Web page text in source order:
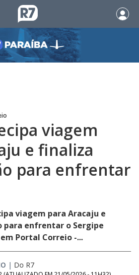
viagem
e finaliza
para enfrentar
viagem para Aracaju e
para enfrentar o Sergipe
Portal Correio -...
| Do R7